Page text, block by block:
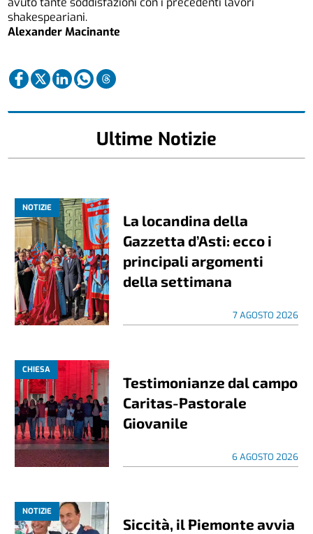
shakespeariani.
Alexander Macinante
Ultime Notizie
NOTIZIE
La locandina della
Gazzetta d’Asti: ecco i
principali argomenti
della settimana
7 AGOSTO 2026
CHIESA
Testimonianze dal campo
Caritas-Pastorale
Giovanile
6 AGOSTO 2026
NOTIZIE
Siccità, il Piemonte avvia